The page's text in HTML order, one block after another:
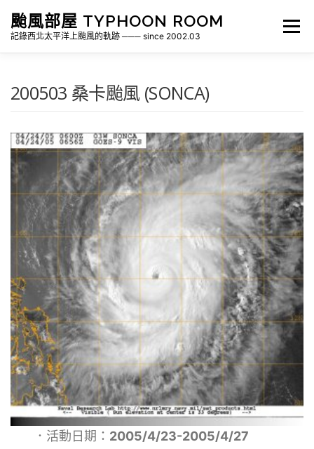
颱風部屋 TYPHOON ROOM
記錄西北太平洋上颱風的軌跡 ─── since 2002.03
選單
各地瞬間風速紀錄 侵台颱風新聞剪報 氣象相關資源
200503 桑卡颱風 (SONCA)
．活動日期： 2005/4/23-2005/4/27